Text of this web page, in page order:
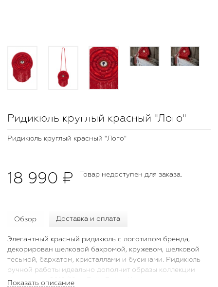
Ридикюль круглый красный "Лого"
Ридикюль круглый красный "Лого"
18 990 ₽ Товар недоступен для заказа.
Обзор Доставка и оплата
Элегантный красный ридикюль с логотипом бренда,
декорирован шелковой бахромой, кружевом, шелковой
тесьмой, бархатом, кристаллами и бусинами. Ридикюль
ручной работы идеально дополнит образы коллекции
осень-зима 2015/16 от Bella Potemkina.
Показать описание